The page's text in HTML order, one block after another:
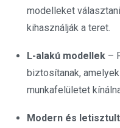
modelleket
kihasználják a teret.
L-alakú modellek –
biztosítanak,
munkafelületet
Modern és